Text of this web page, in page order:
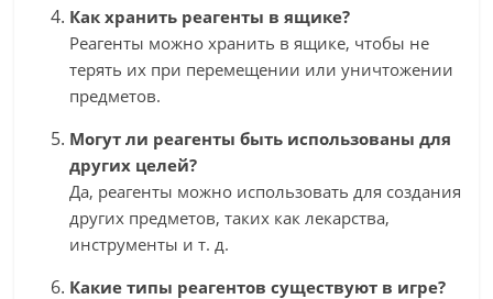
Как хранить реагенты в ящике?
Реагенты можно хранить в ящике, чтобы не
терять их при перемещении или уничтожении
предметов.
Могут ли реагенты быть использованы для
других целей?
Да, реагенты можно использовать для создания
других предметов, таких как лекарства,
инструменты и т. д.
Какие типы реагентов существуют в игре?